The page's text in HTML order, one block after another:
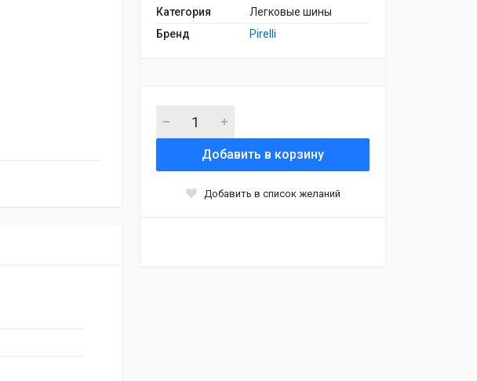
Категория
Легковые шины
Бренд
Pirelli
Добавить в корзину
Добавить в список желаний